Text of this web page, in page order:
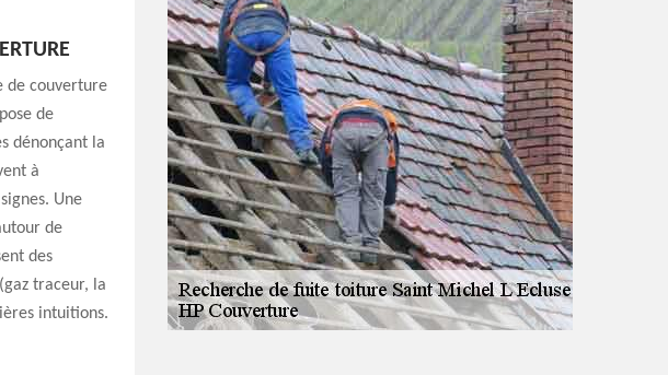
de couverture
de
dénonçant la
à
Une
de
des
traceur, la
intuitions.